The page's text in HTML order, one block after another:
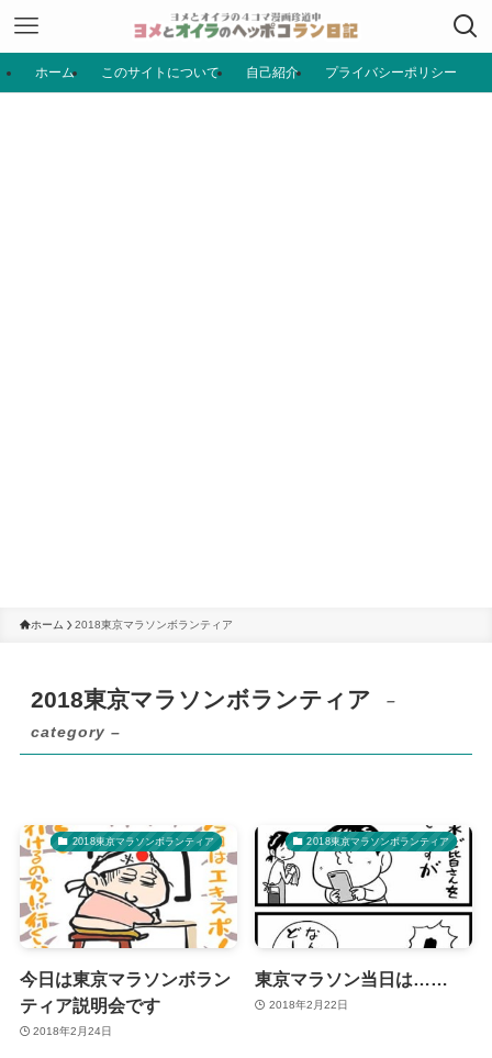
ホーム このサイトについて 自己紹介 プライバシーポリシー
ホーム 2018東京マラソンボランティア
2018東京マラソンボランティア
–
category –
2018東京マラソンボランティア
今日は東京マラソンボラン
ティア説明会です
2018年2月24日
2018東京マラソンボランティア
東京マラソン当日は……
2018年2月22日